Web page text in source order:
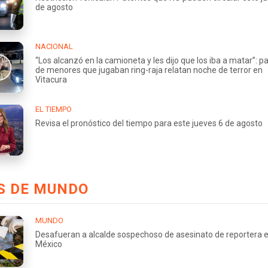
de agosto
NACIONAL
“Los alcanzó en la camioneta y les dijo que los iba a matar”:
de menores que jugaban ring-raja relatan noche de terror en
Vitacura
EL TIEMPO
Revisa el pronóstico del tiempo para este jueves 6 de agosto
DE MUNDO
MUNDO
Desafueran a alcalde sospechoso de asesinato de reportera
México